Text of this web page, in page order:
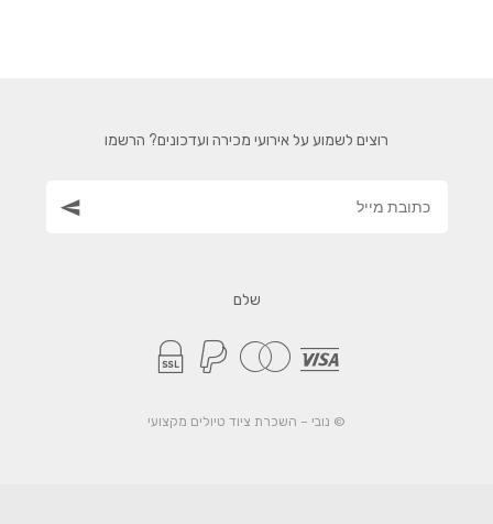
רוצים לשמוע על אירועי מכירה ועדכונים? הרשמו
שלם
© נובי – השכרת ציוד טיולים מקצועי